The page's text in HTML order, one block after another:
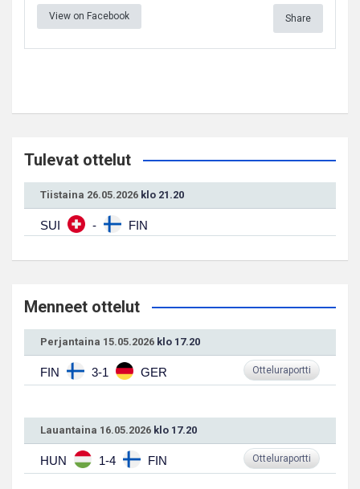
View on Facebook Share
Tulevat ottelut
Tiistaina 26.05.2026 klo 21.20
SUI - FIN
Menneet ottelut
Perjantaina 15.05.2026 klo 17.20
FIN 3-1 GER Otteluraportti
Lauantaina 16.05.2026 klo 17.20
HUN 1-4 FIN Otteluraportti